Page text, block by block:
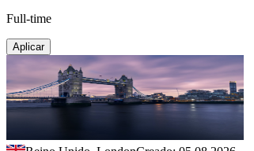
Full-time
Aplicar